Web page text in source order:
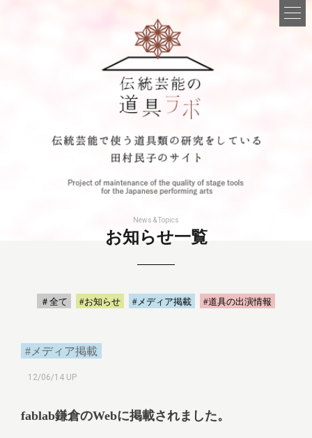
News & Topics
お知らせ一覧
＃全て #お知らせ #メディア掲載 #道具の出演情報
#メディア掲載
12/06/14 UP
fablab鎌倉のWebに掲載されました。